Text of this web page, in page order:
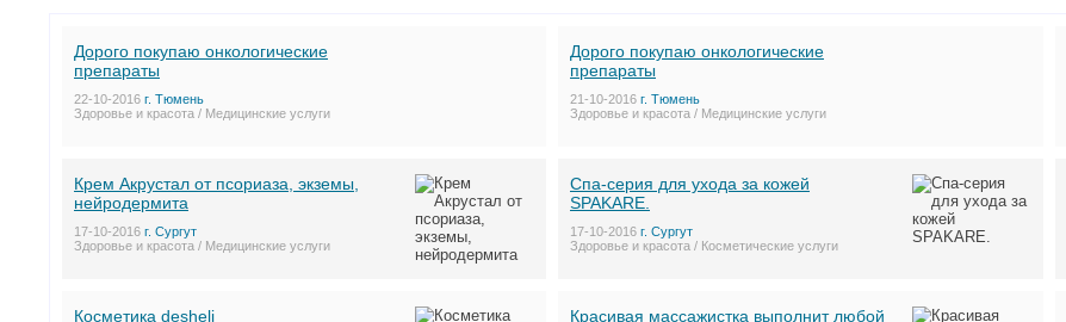
Дорого покупаю онкологические
препараты
22-10-2016 г. Тюмень
Здоровье и красота / Медицинские услуги
Дорого покупаю онкологические
препараты
21-10-2016 г. Тюмень
Здоровье и красота / Медицинские услуги
Крем Акрустал от псориаза, экземы,
нейродермита
17-10-2016 г. Сургут
Здоровье и красота / Медицинские услуги
Спа-серия для ухода за кожей
SPAKARE.
17-10-2016 г. Сургут
Здоровье и красота / Косметические услуги
Косметика desheli
Красивая массажистка выполнит любой